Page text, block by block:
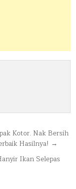
Kotor. Nak Bersih
Hasilnya! →
Ikan Selepas